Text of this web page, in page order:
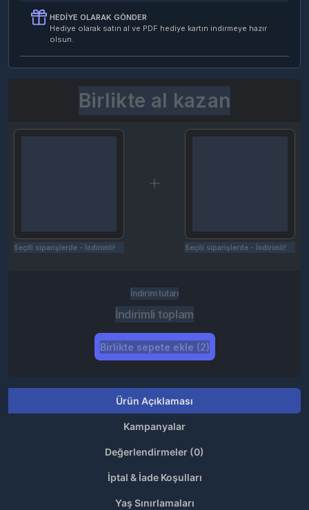
HEDIYE OLARAK GÖNDER
Hediye olarak satın al ve PDF hediye kartın indirmeye hazır
olsun.
Birlikte al kazan
Seçili siparişlerde - İndirimli! Seçili siparişlerde - İndirimli!
İndirim tutarı
İndirimli toplam
Birlikte sepete ekle (2)
Ürün Açıklaması
Kampanyalar
Değerlendirmeler (0)
İptal & İade Koşulları
Yaş Sınırlamaları